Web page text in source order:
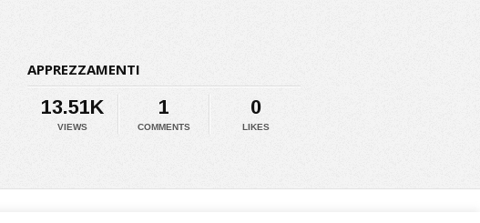
APPREZZAMENTI
13.51K
VIEWS
1
COMMENTS
0
LIKES